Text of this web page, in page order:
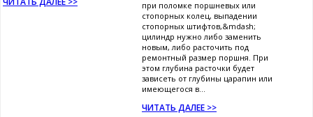
при поломке поршневых или
стопорных колец, выпадении
стопорных штифтов,&mdash;
цилиндр нужно либо заменить
новым, либо расточить под
ремонтный размер поршня. При
этом глубина расточки будет
зависеть от глубины царапин или
имеющегося в...
ЧИТАТЬ ДАЛЕЕ >>